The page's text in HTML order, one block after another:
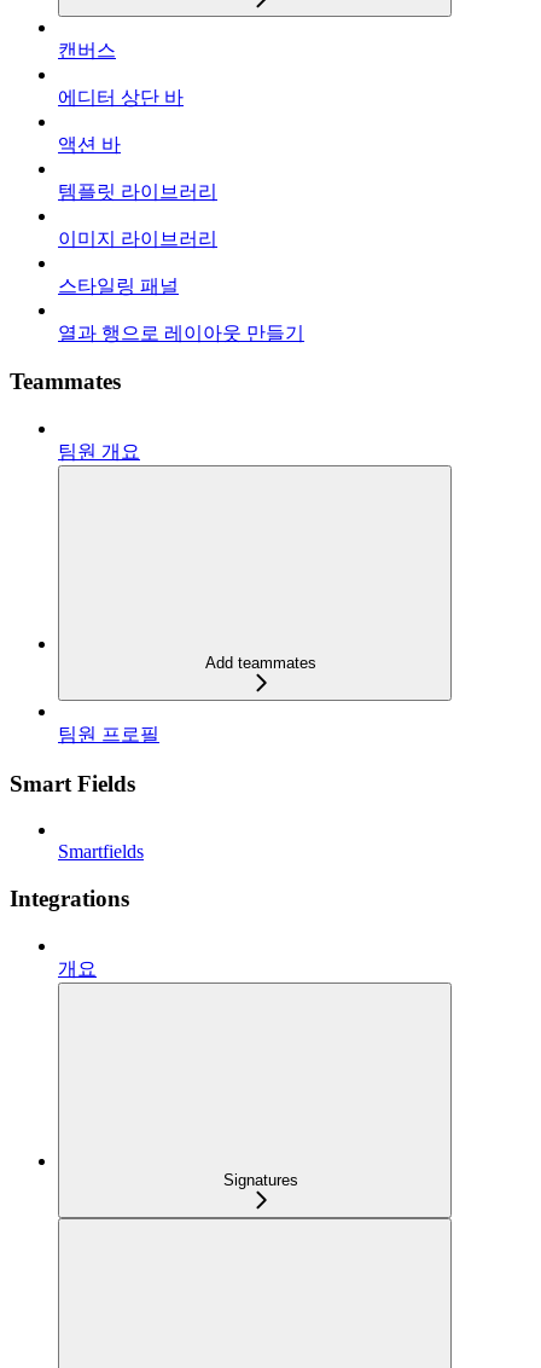
캔버스
에디터 상단 바
액션 바
템플릿 라이브러리
이미지 라이브러리
스타일링 패널
열과 행으로 레이아웃 만들기
Teammates
팀원 개요
Add teammates
팀원 프로필
Smart Fields
Smartfields
Integrations
개요
Signatures